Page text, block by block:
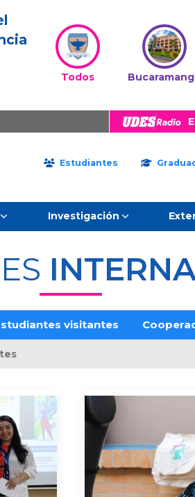
Todos
Estudiantes
Investigación
visitantes